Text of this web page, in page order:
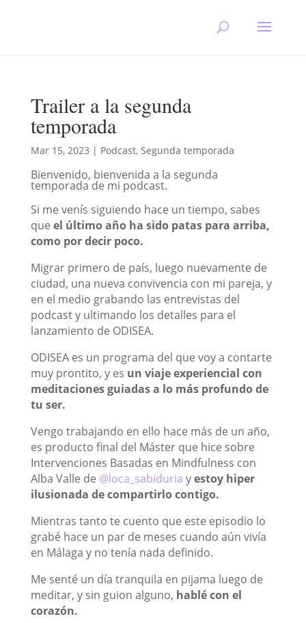
Trailer a la segunda
temporada
Mar 15, 2023 | Podcast, Segunda temporada
Bienvenido, bienvenida a la segunda
temporada de mi podcast.
Si me venís siguiendo hace un tiempo, sabes
que el último año ha sido patas para arriba,
como por decir poco.
Migrar primero de país, luego nuevamente de
ciudad, una nueva convivencia con mi pareja, y
en el medio grabando las entrevistas del
podcast y ultimando los detalles para el
lanzamiento de ODISEA.
ODISEA es un programa del que voy a contarte
muy prontito, y es un viaje experiencial con
meditaciones guiadas a lo más profundo de
tu ser.
Vengo trabajando en ello hace más de un año,
es producto final del Máster que hice sobre
Intervenciones Basadas en Mindfulness con
Alba Valle de @loca_sabiduria yestoy hiper
ilusionada de compartirlo contigo.
Mientras tanto te cuento que este episodio lo
grabé hace un par de meses cuando aún vivía
en Málaga y no tenía nada definido.
Me senté un día tranquila en pijama luego de
meditar, y sin guion alguno, hablé con el
corazón.